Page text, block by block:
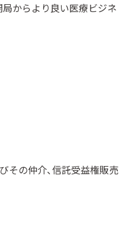
局からより良い医療ビジネ
その仲介、信託受益権販売